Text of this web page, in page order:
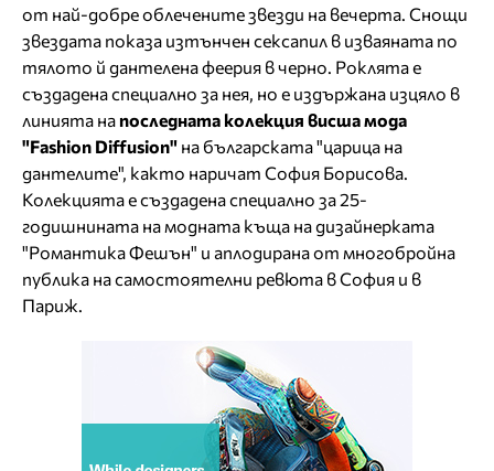
от най-добре облечените звезди на вечерта. Снощи
звездата показа изтънчен сексапил в изваяната по
тялото й дантелена феерия в черно. Роклята е
създадена специално за нея, но е издържана изцяло в
линията на последната колекция висша мода
"Fashion Diffusion" на българската "царица на
дантелите", както наричат София Борисова.
Колекцията е създадена специално за 25-
годишнината на модната къща на дизайнерката
"Романтика Фешън" и аплодирана от многобройна
публика на самостоятелни ревюта в София и в
Париж.